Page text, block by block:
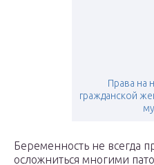
Права на
гражданской
Беременность не всегда
осложниться многими